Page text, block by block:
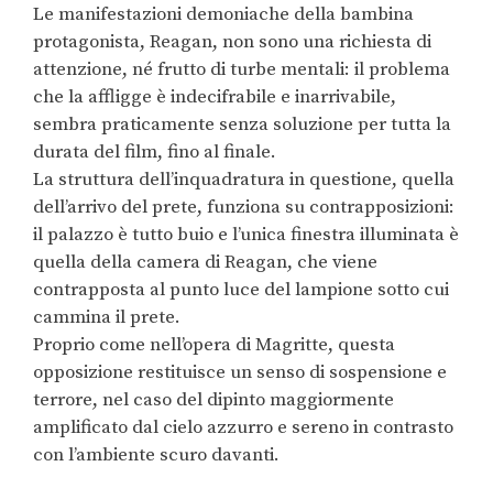
Le manifestazioni demoniache della bambina
protagonista, Reagan, non sono una richiesta di
attenzione, né frutto di turbe mentali: il problema
che la affligge è indecifrabile e inarrivabile,
sembra praticamente senza soluzione per tutta la
durata del film, fino al finale.
La struttura dell’inquadratura in questione, quella
dell’arrivo del prete, funziona su contrapposizioni:
il palazzo è tutto buio e l’unica finestra illuminata è
quella della camera di Reagan, che viene
contrapposta al punto luce del lampione sotto cui
cammina il prete.
Proprio come nell’opera di Magritte, questa
opposizione restituisce un senso di sospensione e
terrore, nel caso del dipinto maggiormente
amplificato dal cielo azzurro e sereno in contrasto
con l’ambiente scuro davanti.